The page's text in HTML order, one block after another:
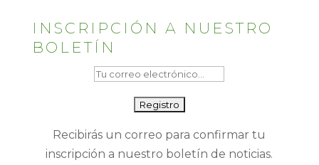
INSCRIPCIÓN A NUESTRO
BOLETÍN
Recibirás un correo para confirmar tu
inscripción a nuestro boletín de noticias.